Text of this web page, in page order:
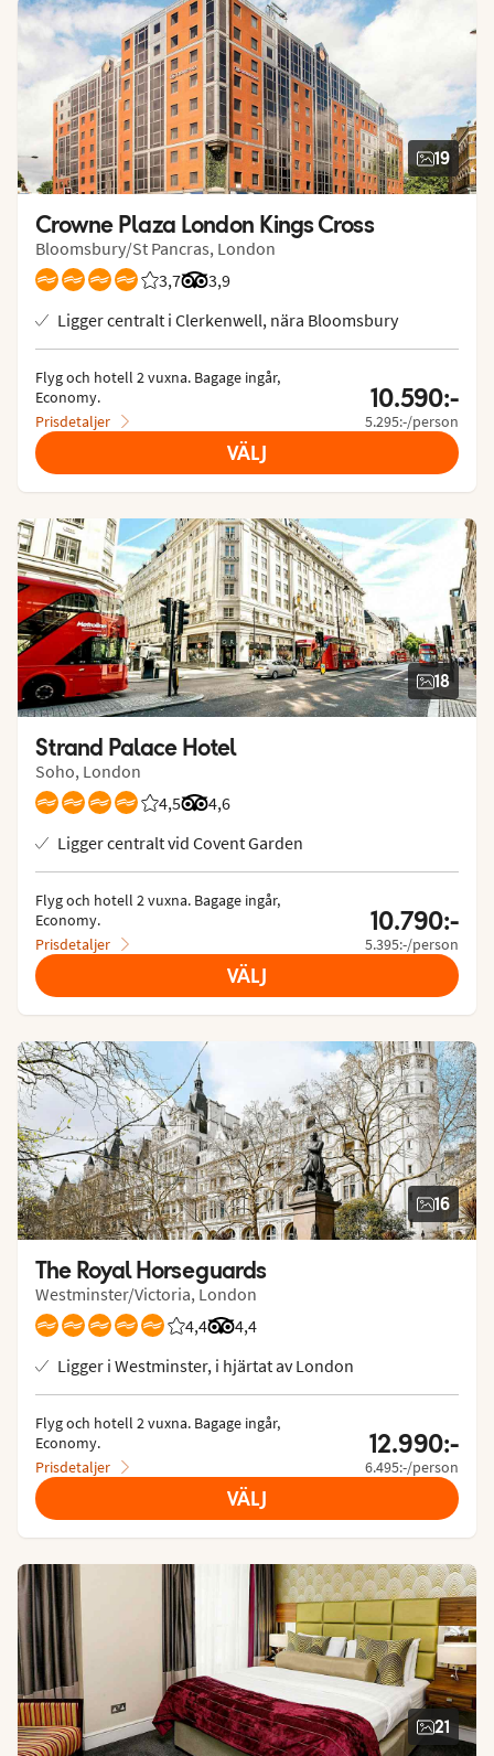
19
Crowne Plaza London Kings Cross
Bloomsbury/St Pancras, London
3,7
Betyg från Vings gäster: 3.692/5
3,9
Betyg från Tripadvisor: 3.9 of 5
Ligger centralt i Clerkenwell, nära Bloomsbury
Flyg och hotell 2 vuxna. Bagage ingår,
Economy.
Prisdetaljer
10.590:-
5.295:-/person
VÄLJ
18
Strand Palace Hotel
Soho, London
4,5
Betyg från Vings gäster: 4.474/5
4,6
Betyg från Tripadvisor: 4.6 of 5
Ligger centralt vid Covent Garden
Flyg och hotell 2 vuxna. Bagage ingår,
Economy.
Prisdetaljer
10.790:-
5.395:-/person
VÄLJ
16
The Royal Horseguards
Westminster/Victoria, London
4,4
Betyg från Vings gäster: 4.364/5
4,4
Betyg från Tripadvisor: 4.4 of 5
Ligger i Westminster, i hjärtat av London
Flyg och hotell 2 vuxna. Bagage ingår,
Economy.
Prisdetaljer
12.990:-
6.495:-/person
VÄLJ
21